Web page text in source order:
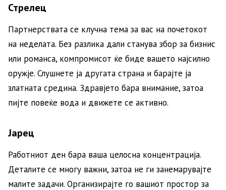
Стрелец
Партнерствата се клучна тема за вас на почетокот
на неделата. Без разлика дали станува збор за бизнис
или романса, компромисот ќе биде вашето најсилно
оружје. Слушнете ја другата страна и барајте ја
златната средина. Здравјето бара внимание, затоа
пијте повеќе вода и движете се активно.
Јарец
Работниот ден бара ваша целосна концентрација.
Деталите се многу важни, затоа не ги занемарувајте
малите задачи. Организирајте го вашиот простор за